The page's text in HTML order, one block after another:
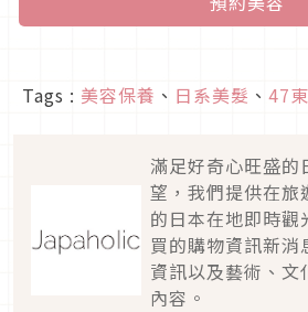
Tags : 美容保養 、 日系美髮 、 47
滿足好奇心旺盛的
望，我們提供在旅
的日本在地即時
買的購物資訊新
資訊以及藝術、文
內容。